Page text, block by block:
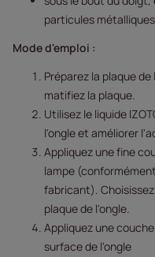
particules
Mode d'emploi :
Préparez la plaque
matifiez la plaque.
Utilisez le liquide
l'ongle et améliorer
Appliquez une fine
lampe
fabricant).
plaque de l'ongle.
Appliquez une
surface de l'ongle